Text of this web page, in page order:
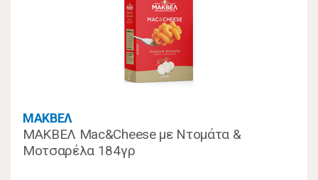
ΜΑΚΒΕΛ
ΜΑΚΒΕΛ Mac&Cheese με Ντομάτα &
Μοτσαρέλα 184γρ